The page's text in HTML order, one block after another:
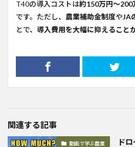
T40の導入コストは約150万円〜200
です。ただし、 農業補助金制度やJA
とで、 導入費用を大幅に抑えること
関連する記事
動画で学ぶ農業
ド